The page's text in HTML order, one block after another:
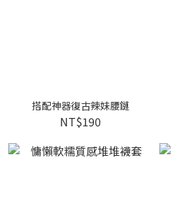
搭配神器復古辣妹腰鏈
NT$190